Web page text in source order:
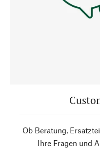
Ob Beratung,
Ihre Fragen und